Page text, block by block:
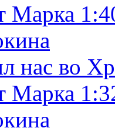
Марка
нас во
Марка